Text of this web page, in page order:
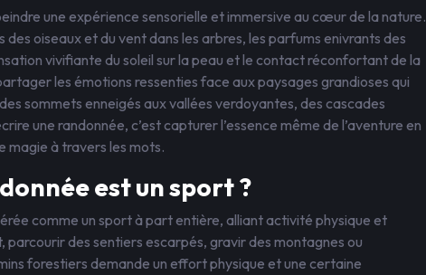
une expérience sensorielle et immersive au cœur de la nature.
des oiseaux et du vent dans les arbres, les parfums enivrants des
vivifiante du soleil sur la peau et le contact réconfortant de la
les émotions ressenties face aux paysages grandioses qui
sommets enneigés aux vallées verdoyantes, des cascades
une randonnée, c’est capturer l’essence même de l’aventure en
magie à travers les mots.
est un sport ?
comme un sport à part entière, alliant activité physique et
des sentiers escarpés, gravir des montagnes ou
forestiers demande un effort physique et une certaine